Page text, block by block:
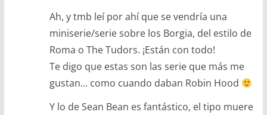
Ah, y tmb leí por ahí que se vendría una
miniserie/serie sobre los Borgia, del estilo de
Roma o The Tudors. ¡Están con todo!
Te digo que estas son las serie que más me
gustan… como cuando daban Robin Hood
Y lo de Sean Bean es fantástico, el tipo muere